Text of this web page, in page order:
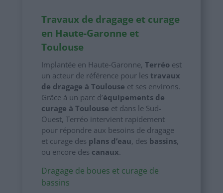
Travaux de dragage et curage
en Haute-Garonne et
Toulouse
Implantée en Haute-Garonne, Terréoest
un acteur de référence pour les travaux
de dragage à Toulouse et ses environs.
Grâce à un parc d’équipements de
curage à Toulouse et dans le Sud-
Ouest, Terréo intervient rapidement
pour répondre aux besoins de dragage
et curage des plans d’eau, des bassins,
ou encore des canaux.
Dragage de boues et curage de
bassins